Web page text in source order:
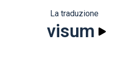
La traduzione
visum